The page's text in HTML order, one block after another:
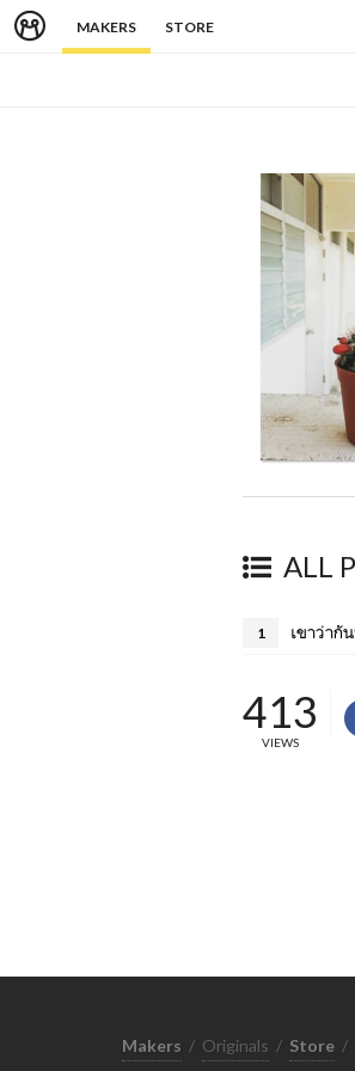
MAKERS STORE
ALL
1 เขาว่ากั
413
VIEWS
Makers / Originals / Store /